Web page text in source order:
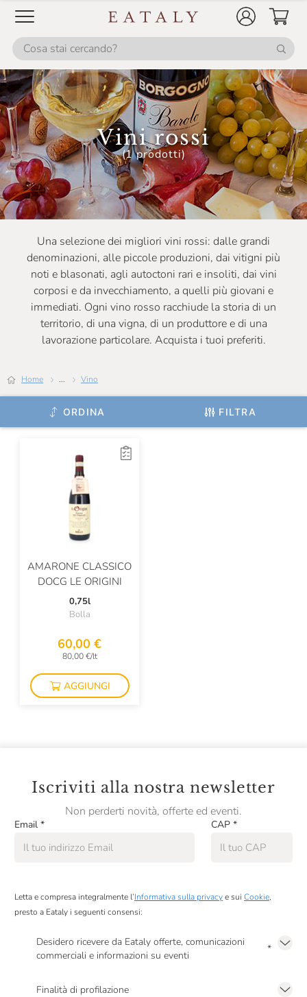
Vini rossi
(1 prodotti)
Una selezione dei migliori vini rossi: dalle grandi
denominazioni, alle piccole produzioni, dai vitigni più
noti e blasonati, agli autoctoni rari e insoliti, dai vini
corposi e da invecchiamento, a quelli più giovani e
immediati. Ogni vino rosso racchiude la storia di un
territorio, di una vigna, di un produttore e di una
lavorazione particolare. Acquista i tuoi preferiti.
Home ... Vino
ORDINA FILTRA
Casale Del Giglio
Cascina Corte
Cascina GemmaRina
Cascina Gilli
Cascina Valle Asinari
Castellare Di Castellina
Castello Monaci
Castello Monsanto
Castello Di Monsanto
Ceci
Celestina Fè
Certosa Di Belriguardo
Chateau Musar
Chiarli
Claudio Cipressi
Cleto Chiarli
ColleMassari
Colombaio Di Cencio
Colterenzio
Contini
Cotar
Croci
Denis Montanar
Di Majo Norante
AMARONE CLASSICO
DOCG LE ORIGINI
0,75l
Bolla
60,00 €
80,00 €/lt
AGGIUNGI
Iscriviti alla nostra newsletter
Non perderti novità, offerte ed eventi.
Email * CAP *
Letta e compresa integralmente l’Informativa sulla privacye sui Cookie,
presto a Eataly i seguenti consensi:
Desidero ricevere da Eataly offerte, comunicazioni
commerciali e informazioni su eventi
*
Finalità di profilazione